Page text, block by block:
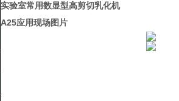
实验室常用数显型高剪切乳化机
A25应用现场图片